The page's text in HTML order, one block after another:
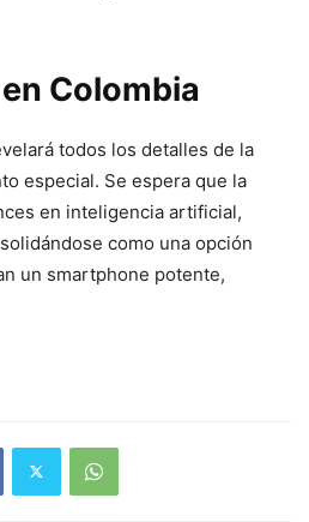
Colombia
todos los detalles de la
especial. Se espera que la
en inteligencia artificial,
como una opción
un smartphone potente,